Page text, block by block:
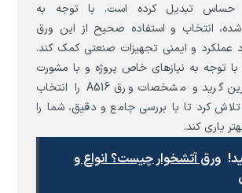
حساس تبدیل کرده است. با توجه به
شده، انتخاب و استفاده صحیح از این ورق
عملکرد و ایمنی تجهیزات صنعتی کمک کند.
توجه به نیازهای خاص پروژه و با مشورت
کارشناسان، بهترین گرید و مشخصات ورق A516 را انتخاب
تلاش کرد تا با بررسی جامع و دقیق، شما را
یاری کند.
ورق آتشخوار چیست؟ انواع و